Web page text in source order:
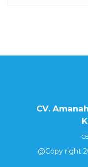
CV.
@Copy right